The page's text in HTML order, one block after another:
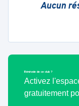
Aucun
Bénévole de ce club ?
Activez
gratuitement